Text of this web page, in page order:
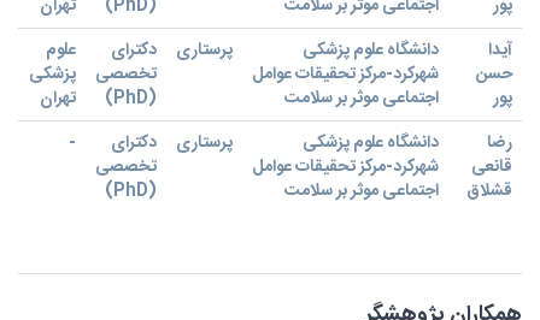
پور
اجتماعی موثر بر سلامت
(PhD)
تهران
آیدا
حسن
پور
دانشگاه علوم پزشکی
شهرکرد-مرکز تحقیقات عوامل
اجتماعی موثر بر سلامت
پرستاری
دکترای
تخصصی
(PhD)
علوم
پزشکی
تهران
رضا
قانعی
قشلاق
دانشگاه علوم پزشکی
شهرکرد-مرکز تحقیقات عوامل
اجتماعی موثر بر سلامت
پرستاری
دکترای
تخصصی
(PhD)
-